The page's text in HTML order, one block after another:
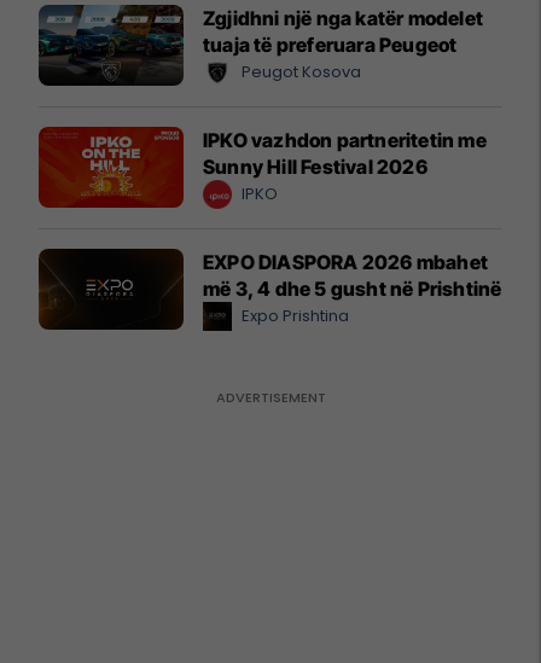
Zgjidhni një nga katër modelet
tuaja të preferuara Peugeot
Peugot Kosova
IPKO vazhdon partneritetin me
Sunny Hill Festival 2026
IPKO
EXPO DIASPORA 2026 mbahet
më 3, 4 dhe 5 gusht në Prishtinë
Expo Prishtina